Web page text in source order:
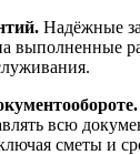
Надёжные
выполненные
всю
сметы и